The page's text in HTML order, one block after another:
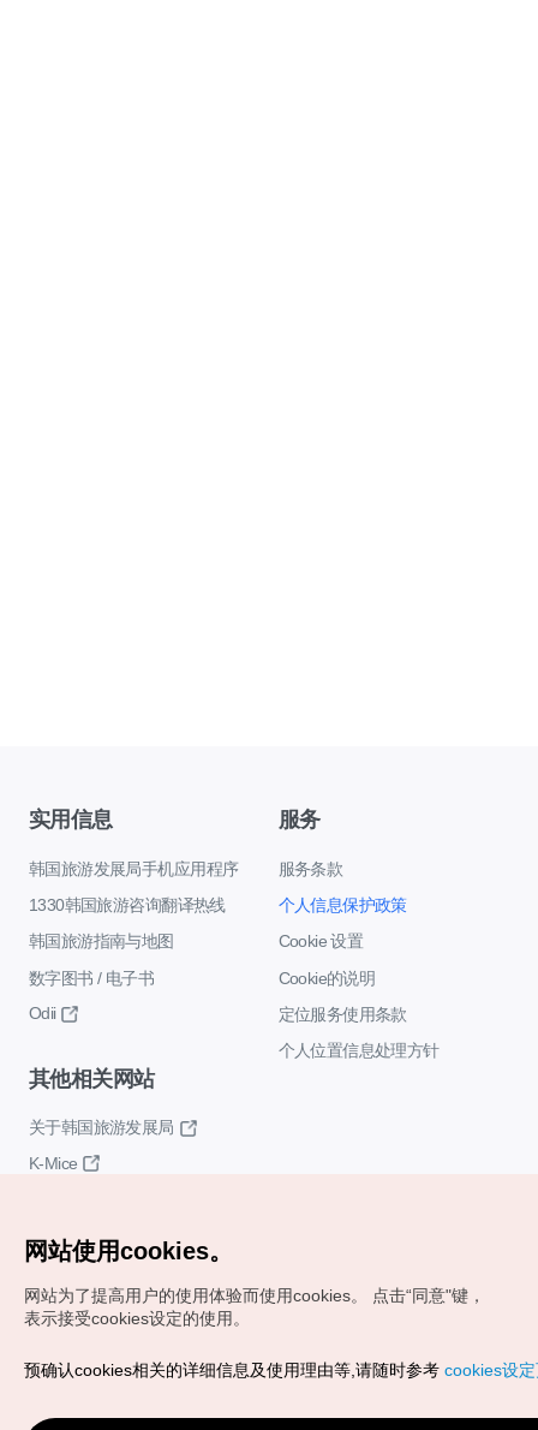
实用信息
韩国旅游发展局手机应用程序
1330韩国旅游咨询翻译热线
韩国旅游指南与地图
数字图书 / 电子书
Odii
服务
服务条款
个人信息保护政策
Cookie 设置
Cookie的说明
定位服务使用条款
个人位置信息处理方针
其他相关网站
关于韩国旅游发展局
K-Mice
Copyrights (c) 韩国旅游发展局版权所有
VISITKOREA官方邮箱
网站使用cookies。
网站为了提高用户的使用体验而使用cookies。
点击“同意"键，
表示接受cookies设定的使用。
预确认cookies相关的详细信息及使用理由等,请随时参考 cookies设